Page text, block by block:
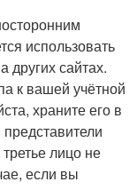
использовать
других сайтах.
к вашей учётной
храните его в
лицо не
если вы